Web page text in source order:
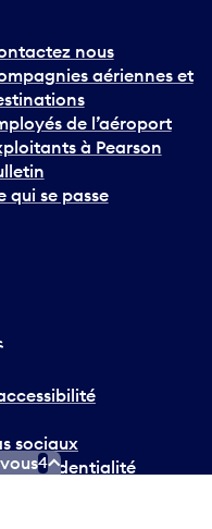
nous
aériennes et
de l’aéroport
à Pearson
qui se passe
sociaux
confidentialité
4